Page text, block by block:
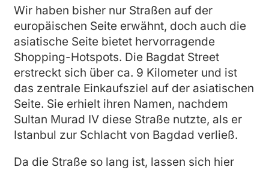
Wir haben bisher nur Straßen auf der
europäischen Seite erwähnt, doch auch die
asiatische Seite bietet hervorragende
Shopping-Hotspots. Die Bagdat Street
erstreckt sich über ca. 9 Kilometer und ist
das zentrale Einkaufsziel auf der asiatischen
Seite. Sie erhielt ihren Namen, nachdem
Sultan Murad IV diese Straße nutzte, als er
Istanbul zur Schlacht von Bagdad verließ.
Da die Straße so lang ist, lassen sich hier